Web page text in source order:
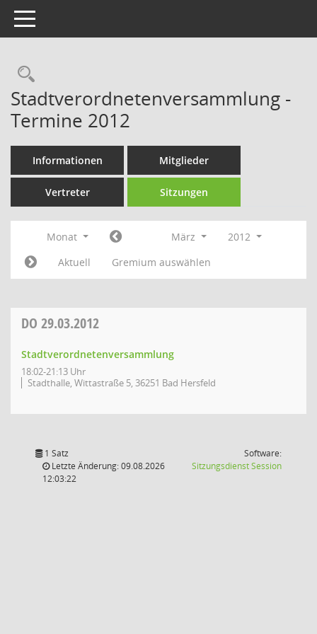
Toggle navigation
Rechercheauswahl
Stadtverordnetenversammlung -
Termine 2012
Informationen Mitglieder
Vertreter Sitzungen
Monat März
2012
Aktuell
Gremium auswählen
DO 29.03.2012
Stadtverordnetenversammlung
18:02-21:13 Uhr
Stadthalle, Wittastraße 5, 36251 Bad Hersfeld
1 Satz
Letzte Änderung: 09.08.2026
12:03:22
Software:
SitzungsdienstSession(Wird in